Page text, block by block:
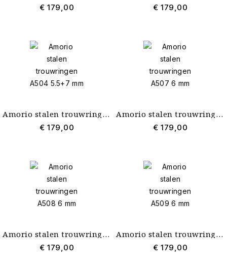
Materiaal€ 179,00 € 179,00
Amorio stalen trouwringen A504 5.5+7 mm
€ 179,00
Amorio stalen trouwringen A507 6 mm
€ 179,00
Amorio stalen trouwringen A508 6 mm
€ 179,00
Amorio stalen trouwringen A509 6 mm
€ 179,00